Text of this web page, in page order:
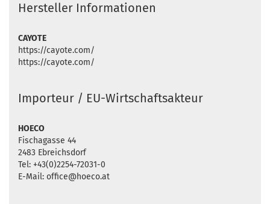
Hersteller Informationen
CAYOTE
https://cayote.com/
https://cayote.com/
Importeur / EU-Wirtschaftsakteur
HOECO
Fischagasse 44
2483 Ebreichsdorf
Tel: +43(0)2254-72031-0
E-Mail: office@hoeco.at